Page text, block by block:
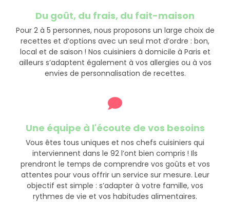
Du goût, du frais, du fait-maison
Pour 2 à 5 personnes, nous proposons un large choix de
recettes et d’options avec un seul mot d’ordre : bon,
local et de saison ! Nos cuisiniers à domicile à Paris et
ailleurs s’adaptent également à vos allergies ou à vos
envies de personnalisation de recettes.
Une équipe à l'écoute de vos besoins
Vous êtes tous uniques et nos chefs cuisiniers qui
interviennent dans le 92 l’ont bien compris ! Ils
prendront le temps de comprendre vos goûts et vos
attentes pour vous offrir un service sur mesure. Leur
objectif est simple : s’adapter à votre famille, vos
rythmes de vie et vos habitudes alimentaires.